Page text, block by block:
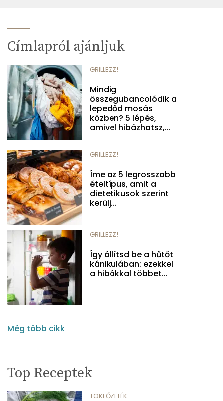
Címlapról ajánljuk
GRILLEZZ!
Mindig
összegubancolódik a
lepedőd mosás
közben? 5 lépés,
amivel hibázhatsz,...
GRILLEZZ!
Íme az 5 legrosszabb
ételtípus, amit a
dietetikusok szerint
kerülj...
GRILLEZZ!
Így állítsd be a hűtőt
kánikulában: ezekkel
a hibákkal többet...
Még több cikk
Top Receptek
TÖKFŐZELÉK